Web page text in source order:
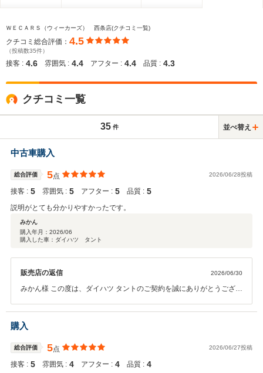
ＷＥＣＡＲＳ（ウィーカーズ） 西条店(クチコミ一覧)
クチコミ総合評価： 4.5
（投稿数35件）
接客 : 4.6 雰囲気 : 4.4 アフター : 4.4 品質 : 4.3
クチコミ一覧
35 件 並べ替え
中古車購入
総合評価 5点 2026/06/28投稿
接客 : 5 雰囲気 : 5 アフター : 5 品質 : 5
説明がとても分かりやすかったです。
みかん
購入年月： 2026/06
購入した車：ダイハツ タント
販売店の返信 2026/06/30
みかん様 この度は、ダイハツ タントのご契約を誠にありがとうござい
だき、重ねて御礼申し上げます。 全項目において「5点」の満点評価
をいただき、スタッフ一同大変励みになっております。 「説明がとて
ても一番の喜びです。安心してお車をお選びいただけたのであれば幸
いです。 今回は当店から離れた場所でのご使用とのことですが、どう
ぞご安心ください。 ご納車後は、お住まいの地域のＷＥＣＡＲＳ店舗
購入
総合評価 5点 2026/06/27投稿
接客 : 5 雰囲気 : 4 アフター : 4 品質 : 4